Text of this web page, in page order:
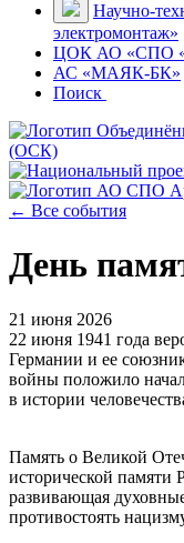
Научно-
электромонтаж»
ЦОК АО «СПО
АС «МАЯК-БК»
Поиск
← Все события
День
21 июня 2026
22 июня 1941 года
Германии и ее
войны положило
в истории
Память о Великой
исторической памяти
развивающая
противостоять